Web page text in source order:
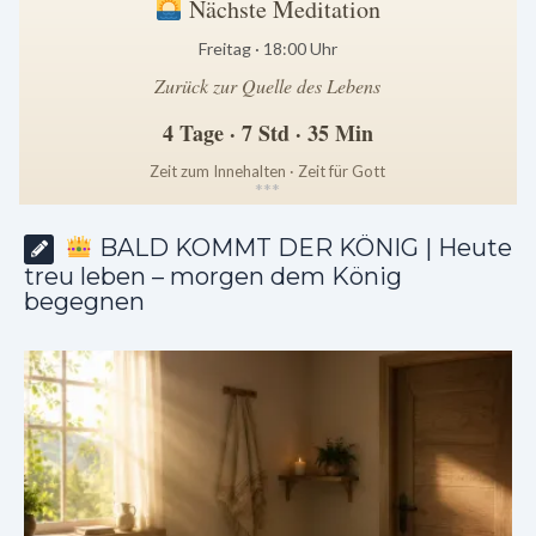
Nächste Meditation
Freitag · 18:00 Uhr
Zurück zur Quelle des Lebens
4 Tage · 7 Std · 35 Min
Zeit zum Innehalten · Zeit für Gott
***
BALD KOMMT DER KÖNIG | Heute
treu leben – morgen dem König
begegnen